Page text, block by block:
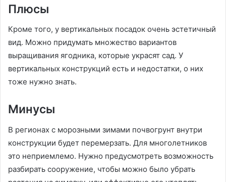
Плюсы
Кроме того, у вертикальных посадок очень эстетичный
вид. Можно придумать множество вариантов
выращивания ягодника, которые украсят сад. У
вертикальных конструкций есть и недостатки, о них
тоже нужно знать.
Минусы
В регионах с морозными зимами почвогрунт внутри
конструкции будет перемерзать. Для многолетников
это неприемлемо. Нужно предусмотреть возможность
разбирать сооружение, чтобы можно было убрать